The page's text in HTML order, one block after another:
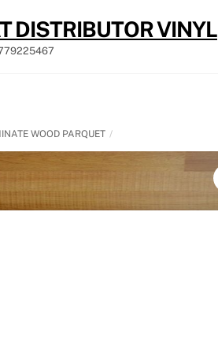
DISTRIBUTOR VINYL
WOOD PARQUET